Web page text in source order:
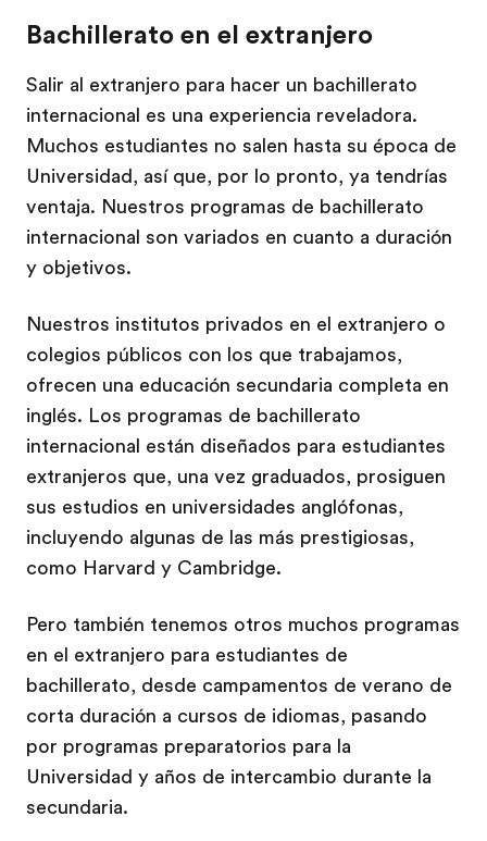
Bachillerato en el extranjero
Salir al extranjero para hacer un bachillerato
internacional es una experiencia reveladora.
Muchos estudiantes no salen hasta su época de
Universidad, así que, por lo pronto, ya tendrías
ventaja. Nuestros programas de bachillerato
internacional son variados en cuanto a duración
y objetivos.
Nuestros institutos privados en el extranjero o
colegios públicos con los que trabajamos,
ofrecen una educación secundaria completa en
inglés. Los programas de bachillerato
internacional están diseñados para estudiantes
extranjeros que, una vez graduados, prosiguen
sus estudios en universidades anglófonas,
incluyendo algunas de las más prestigiosas,
como Harvard y Cambridge.
Pero también tenemos otros muchos programas
en el extranjero para estudiantes de
bachillerato, desde campamentos de verano de
corta duración a cursos de idiomas, pasando
por programas preparatorios para la
Universidad y años de intercambio durante la
secundaria.